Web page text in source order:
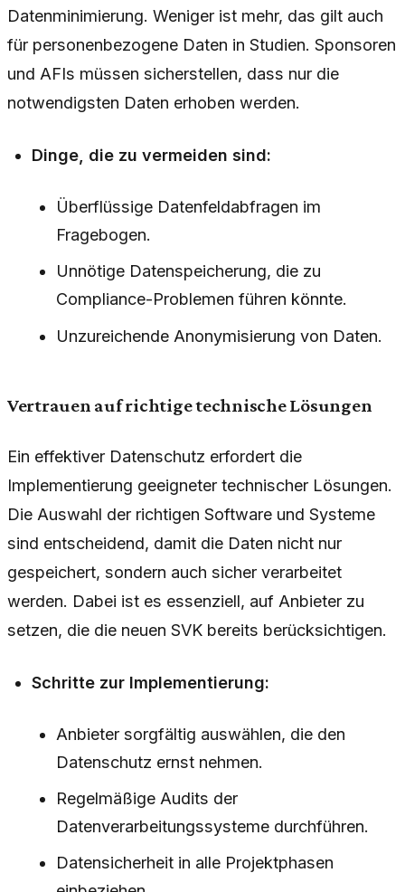
Datenminimierung. Weniger ist mehr, das gilt auch
für personenbezogene Daten in Studien. Sponsoren
und AFIs müssen sicherstellen, dass nur die
notwendigsten Daten erhoben werden.
Dinge, die zu vermeiden sind:
Überflüssige Datenfeldabfragen im
Fragebogen.
Unnötige Datenspeicherung, die zu
Compliance-Problemen führen könnte.
Unzureichende Anonymisierung von Daten.
Vertrauen auf richtige technische Lösungen
Ein effektiver Datenschutz erfordert die
Implementierung geeigneter technischer Lösungen.
Die Auswahl der richtigen Software und Systeme
sind entscheidend, damit die Daten nicht nur
gespeichert, sondern auch sicher verarbeitet
werden. Dabei ist es essenziell, auf Anbieter zu
setzen, die die neuen SVK bereits berücksichtigen.
Schritte zur Implementierung:
Anbieter sorgfältig auswählen, die den
Datenschutz ernst nehmen.
Regelmäßige Audits der
Datenverarbeitungssysteme durchführen.
Datensicherheit in alle Projektphasen